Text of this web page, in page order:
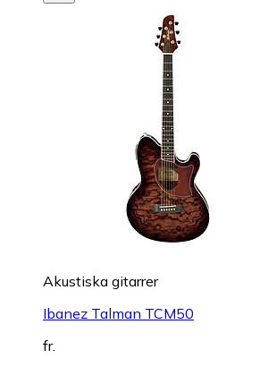
Akustiska gitarrer
Ibanez Talman TCM50
fr.